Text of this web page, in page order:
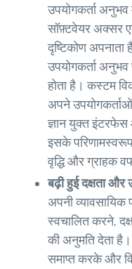
उपयोगकर्ता
सॉफ़्टवेयर अक्सर
दृष्टिकोण अपनाता
उपयोगकर्ता अनुभव
होता है। कस्टम
अपने
ज्ञान युक्त
इसके
वृद्धि और ग्राहक
बढ़ी हुई दक्षता और
अपनी
स्वचालित करने,
की अनुमति देता
समाप्त करके और